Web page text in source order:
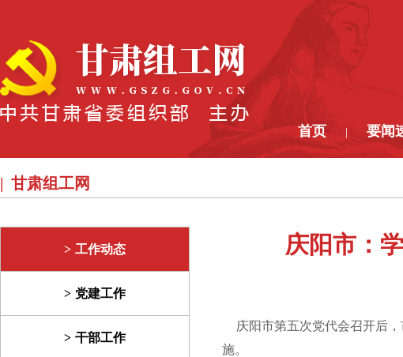
首页 要闻
甘肃组工网
工作动态
党建工作
干部工作
庆阳市：
庆阳市第五次党代会召开后，
施。